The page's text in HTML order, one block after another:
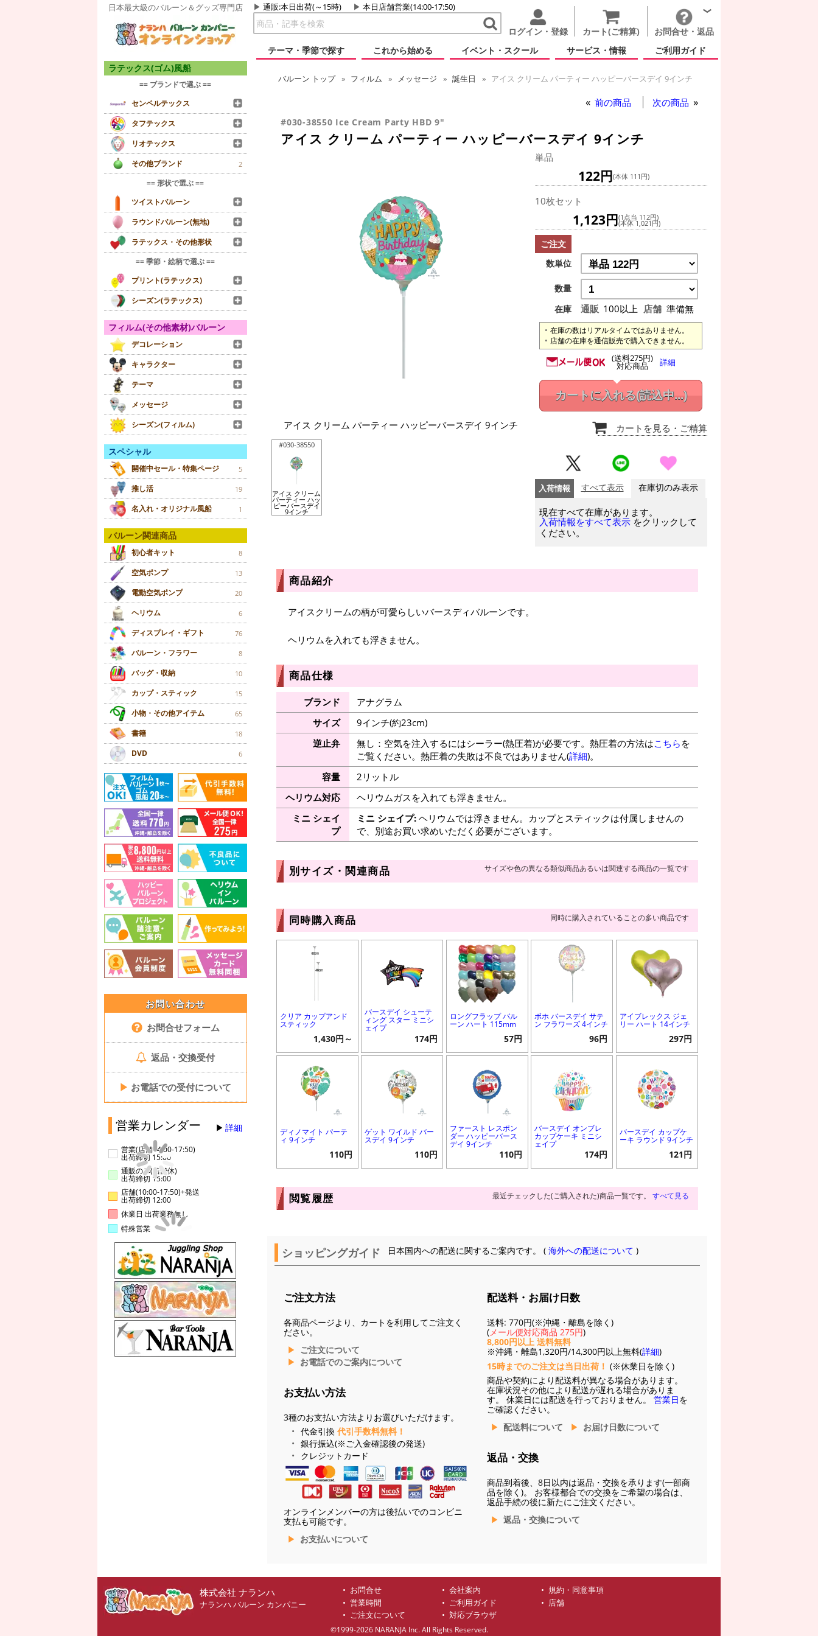
日本最大級のバルーン＆グッズ専門店 通販:本日出荷(～15時) 本日店舗営業(14:00-17:50)
ログイン・登録 カート(ご精算)
お問合せ・返品
テーマ・季節で探す
これから始める イベント・スクール サービス・情報 ご利用ガイド
ラテックス(ゴム)風船
== ブランドで選ぶ ==
センペルテックス
タフテックス
リオテックス
その他ブランド
2
== 形状で選ぶ ==
ツイストバルーン
ラウンドバルーン(無地)
ラテックス・その他形状
== 季節・絵柄で選ぶ ==
プリント(ラテックス)
シーズン(ラテックス)
フィルム(その他素材)バルーン
デコレーション
キャラクター
テーマ
メッセージ
シーズン(フィルム)
スペシャル
開催中セール・特集ページ 5
推し活 19
名入れ・オリジナル風船 1
バルーン関連商品
初心者キット 8
空気ポンプ 13
電動空気ポンプ 20
ヘリウム 6
ディスプレイ・ギフト 76
バルーン・フラワー 8
バッグ・収納 10
カップ・スティック 15
小物・その他アイテム 65
書籍 18
DVD 6
お問い合わせ
お問合せフォーム
返品・交換受付
▶ お電話での受付について
営業カレンダー 詳細
営業(店舗14:00-17:50)
出荷締切 15:00
通販のみ(店舗休)
出荷締切 15:00
店舗(10:00-17:50)+発送
出荷締切 12:00
休業日 出荷業務無し
特殊営業
バルーン トップ フィルム メッセージ 誕生日 アイス クリーム パーティー ハッピーバースデイ 9インチ
前の商品 次の商品
#030-38550 Ice Cream Party HBD 9"
アイス クリーム パーティー ハッピーバースデイ 9インチ
アイス クリーム パーティー ハッピーバースデイ 9インチ
#030-38550
アイス クリーム
パーティー ハッ
ピーバースデイ
9インチ
単品
122円(本体 111円)
10枚セット
1,123円(1点当 112円)
(本体 1,021円)
ご注文
数単位
数量
在庫
通販 100以上 店舗 準備無
在庫の数はリアルタイムではありません。
店舗の在庫を通信販売で購入できません。
(送料275円)
対応商品 詳細
カートに入れる(読込中...)
カートを見る ・ご精算
入荷情報 すべて表示 在庫切のみ表示
現在すべて在庫があります。
入荷情報をすべて表示 をクリックして
ください。
商品紹介
アイスクリームの柄が可愛らしいバースディバルーンです。
ヘリウムを入れても浮きません。
商品仕様
ブランド
アナグラム
サイズ
9インチ(約23cm)
逆止弁
無し：空気を注入するにはシーラー(熱圧着)が必要です。熱圧着の方法はこちら を
ご覧ください。熱圧着の失敗は不良ではありません(詳細)。
容量
2リットル
ヘリウム対応
ヘリウムガスを入れても浮きません。
ミニ シェイ
プ
ミニ シェイプ:ヘリウムでは浮きません。カップとスティックは付属しませんの
で、別途お買い求めいただく必要がございます。
別サイズ・関連商品 サイズや色の異なる類似商品あるいは関連する商品の一覧です
同時購入商品 同時に購入されていることの多い商品です
クリア カップアンド
スティック
1,430円～
バースデイ シューテ
ィング スター ミニシ
ェイプ
174円
ロングフラップ バル
ーン ハート 115mm
57円
ボホ バースデイ サテ
ン フラワーズ 4インチ
96円
アイブレックス ジェ
リー ハート 14インチ
297円
ディノマイト パーテ
ィ 9インチ
110円
ゲット ワイルド バー
スデイ 9インチ
110円
ファースト レスポン
ダー ハッピーバース
デイ 9インチ
110円
バースデイ オンブレ
カップケーキ ミニシ
ェイプ
174円
バースデイ カップケ
ーキ ラウンド 9インチ
121円
閲覧履歴 最近チェックした(ご購入された)商品一覧です。 すべて見る
ショッピングガイド 日本国内への配送に関するご案内です。 (海外への配送について )
ご注文方法
各商品ページより、カートを利用してご注文く
ださい。
ご注文について
お電話でのご案内について
お支払い方法
3種のお支払い方法よりお選びいただけます。
代金引換 代引手数料無料！
銀行振込(※ご入金確認後の発送)
クレジットカード
オンラインメンバーの方は後払いでのコンビニ
支払も可能です。
お支払いについて
配送料・お届け日数
送料: 770円(※沖縄・離島を除く)
(メール便対応商品 275円)
8,800円以上 送料無料
※沖縄・離島1,320円/14,300円以上無料(詳細)
15時までのご注文は当日出荷！ (※休業日を除く)
商品や契約により配送料が異なる場合があります。
在庫状況その他により配送が遅れる場合がありま
す。 休業日には配送を行っておりません。 営業日を
ご確認ください。
配送料について
お届け日数について
返品・交換
商品到着後、8日以内は返品・交換を承ります(一部商
品を除く)。 お客様都合での交換をご希望の場合は、
返品手続の後に新たにご注文ください。
返品・交換について
株式会社 ナランハ
ナランハ バルーン カンパニー
お問合せ 会社案内
規約・同意事項
営業時間
ご利用ガイド
店舗
ご注文について
対応ブラウザ
©1999-2026 NARANJA Inc. All Rights Reserved.